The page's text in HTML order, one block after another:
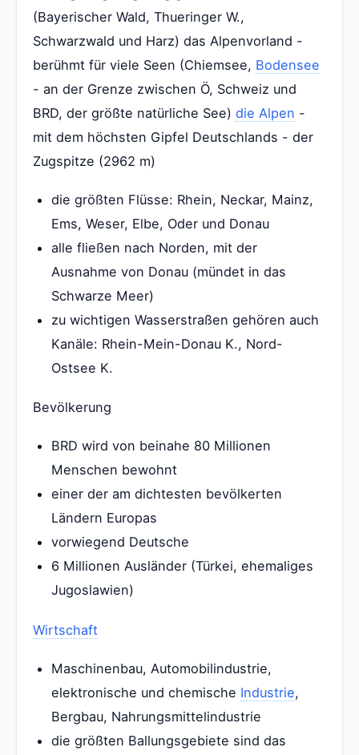
(Bayerischer Wald, Thueringer W.,
Schwarzwald und Harz) das Alpenvorland -
berühmt für viele Seen (Chiemsee, Bodensee
- an der Grenze zwischen Ö, Schweiz und
BRD, der größte natürliche See) die Alpen -
mit dem höchsten Gipfel Deutschlands - der
Zugspitze (2962 m)
die größten Flüsse: Rhein, Neckar, Mainz,
Ems, Weser, Elbe, Oder und Donau
alle fließen nach Norden, mit der
Ausnahme von Donau (mündet in das
Schwarze Meer)
zu wichtigen Wasserstraßen gehören auch
Kanäle: Rhein-Mein-Donau K., Nord-
Ostsee K.
Bevölkerung
BRD wird von beinahe 80 Millionen
Menschen bewohnt
einer der am dichtesten bevölkerten
Ländern Europas
vorwiegend Deutsche
6 Millionen Ausländer (Türkei, ehemaliges
Jugoslawien)
Wirtschaft
Maschinenbau, Automobilindustrie,
elektronische und chemische Industrie,
Bergbau, Nahrungsmittelindustrie
die größten Ballungsgebiete sind das